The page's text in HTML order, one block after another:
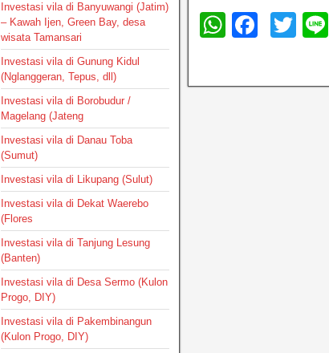
W
F
T
Investasi vila di Banyuwangi (Jatim)
– Kawah Ijen, Green Bay, desa
wisata Tamansari
Investasi vila di Gunung Kidul
(Nglanggeran, Tepus, dll)
Investasi vila di Borobudur /
Magelang (Jateng
Investasi vila di Danau Toba
(Sumut)
Investasi vila di Likupang (Sulut)
Investasi vila di Dekat Waerebo
(Flores
Investasi vila di Tanjung Lesung
(Banten)
Investasi vila di Desa Sermo (Kulon
Progo, DIY)
Investasi vila di Pakembinangun
(Kulon Progo, DIY)